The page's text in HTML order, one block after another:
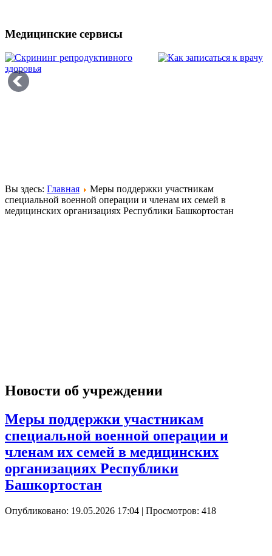
Медицинские сервисы
Вы здесь: Главная
Меры поддержки участникам
специальной военной операции и членам их семей в
медицинских организациях Республики Башкортостан
Новости об учреждении
Меры поддержки участникам
специальной военной операции и
членам их семей в медицинских
организациях Республики
Башкортостан
Опубликовано: 19.05.2026 17:04 | Просмотров: 418